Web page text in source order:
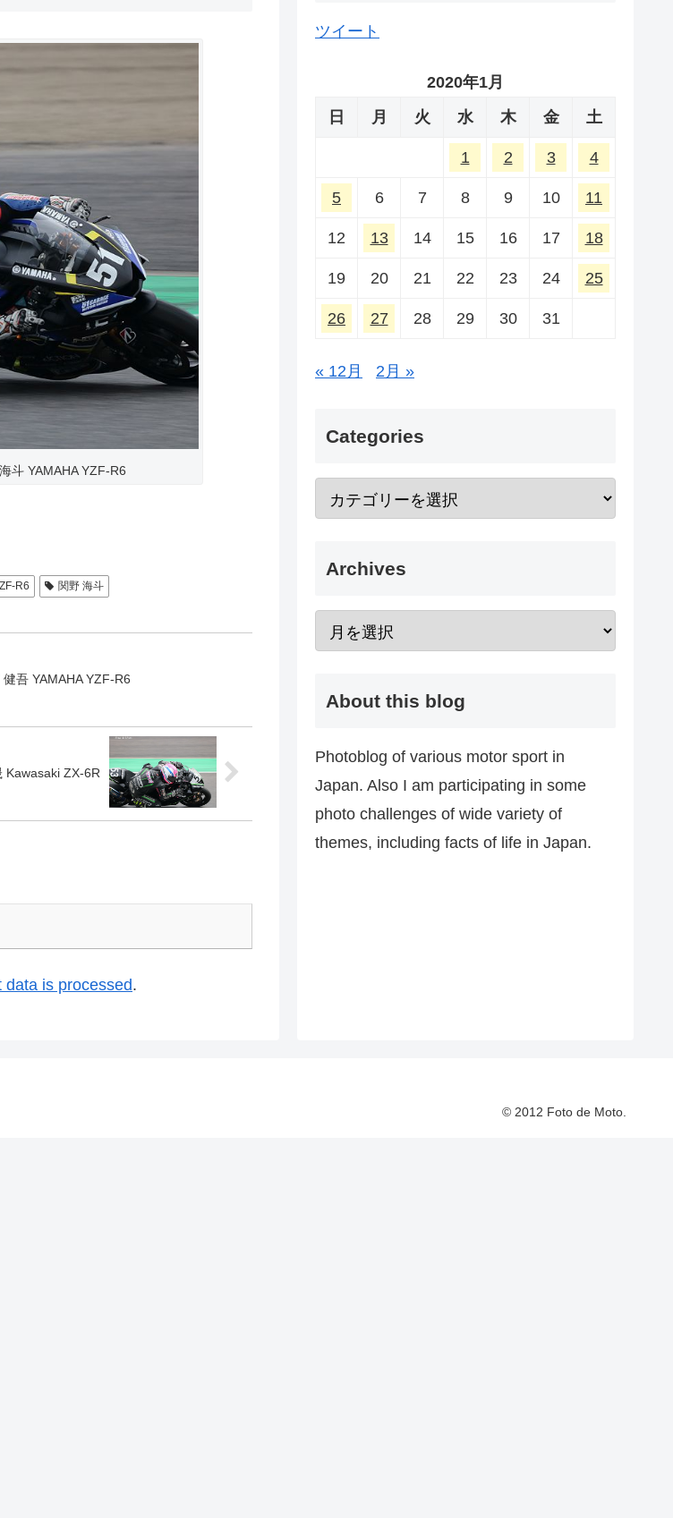
斗 YAMAHA YZF-R6
R6 関野 海斗
吾 YAMAHA YZF-R6
Kawasaki ZX-6R
data is processed.
ツイート
2020年1月
日
月 火 水 木 金 土
1 2 3 4
5 6 7 8 9 10 11
12 13 14 15 16 17 18
19 20 21 22 23 24 25
26 27 28 29 30 31
« 12月 2月 »
Categories
Archives
About this blog
Photoblog of various motor sport in
Japan. Also I am participating in some
photo challenges of wide variety of
themes, including facts of life in Japan.
© 2012 Foto de Moto.